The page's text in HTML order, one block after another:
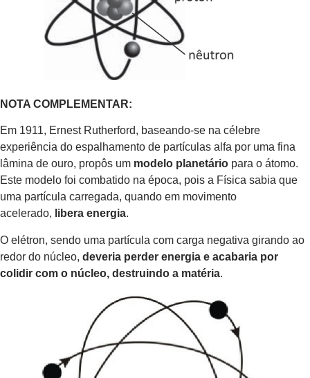
NOTA COMPLEMENTAR:
Em 1911, Ernest Rutherford, baseando-se na célebre
experiência do espalhamento de partículas alfa por uma fina
lâmina de ouro, propôs um modelo planetário para o átomo.
Este modelo foi combatido na época, pois a Física sabia que
uma partícula carregada, quando em movimento
acelerado, libera energia.
O elétron, sendo uma partícula com carga negativa girando ao
redor do núcleo, deveria perder energia e acabaria por
colidir com o núcleo, destruindo a matéria.